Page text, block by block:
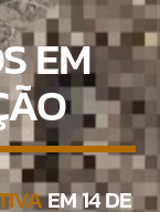
EM
EM 14 DE